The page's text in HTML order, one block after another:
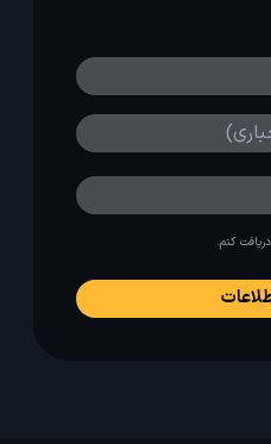
کنم.